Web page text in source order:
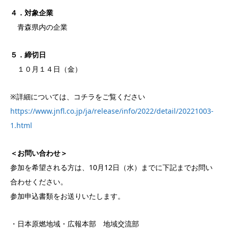
４．対象企業
青森県内の企業
５．締切日
１０月１４日（金）
※詳細については、コチラをご覧ください
https://www.jnfl.co.jp/ja/release/info/2022/detail/20221003-
1.html
＜お問い合わせ＞
参加を希望される方は、10月12日（水）までに下記までお問い
合わせください。
参加申込書類をお送りいたします。
・日本原燃地域・広報本部 地域交流部